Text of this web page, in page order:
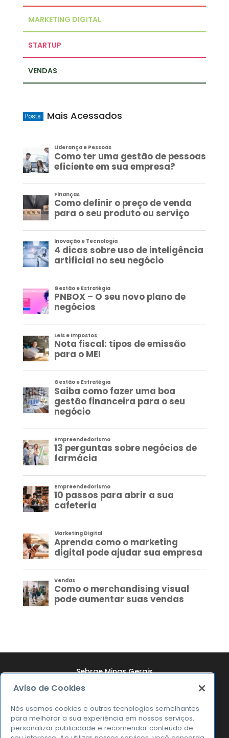
MARKETING DIGITAL
STARTUP
VENDAS
Posts Mais Acessados
Sebrae Minas Gerais
Resultados
Notícias
Aviso de Cookies
Nós usamos cookies e outras tecnologias semelhantes
para melhorar a sua experiência em nossos serviços,
personalizar publicidade e recomendar conteúdo de